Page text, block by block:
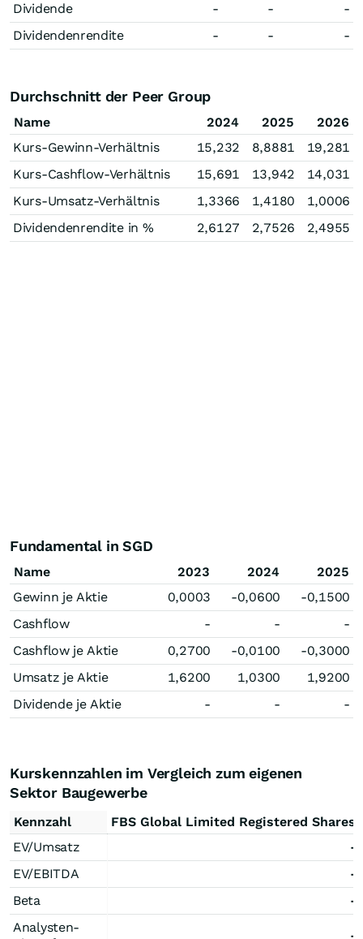
Dividende
- -
-
Dividendenrendite
- - -
Durchschnitt der Peer Group
Name 2024 2025
2026
Kurs-Gewinn-Verhältnis
15,232 8,8881
19,281
Kurs-Cashflow-Verhältnis
15,691 13,942
14,031
Kurs-Umsatz-Verhältnis
1,3366 1,4180
1,0006
Dividendenrendite in %
2,6127 2,7526 2,4955
Fundamental in SGD
Name 2023 2024
2025
Gewinn je Aktie
0,0003 -0,0600
-0,1500
Cashflow
- -
-
Cashflow je Aktie
0,2700 -0,0100
-0,3000
Umsatz je Aktie
1,6200 1,0300
1,9200
Dividende je Aktie
- - -
Kurskennzahlen im Vergleich zum eigenen
Sektor Baugewerbe
Kennzahl
FBS Global Limited Registered Shares
EV/Umsatz
-
EV/EBITDA
-
Beta
-
Analysten-
-